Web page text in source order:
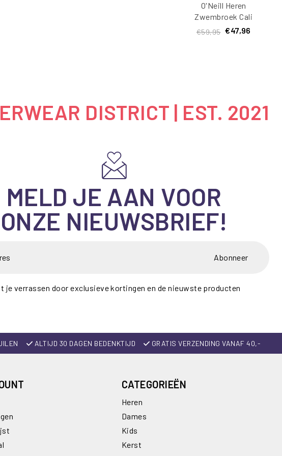
O'Neill Heren
Zwembroek Cali
Block 15" Tropical
€59,95 €47,96
DISTRICT | EST. 2021
MELD JE AAN VOOR
ONZE NIEUWSBRIEF!
Abonneer
je verrassen door exclusieve kortingen en de nieuwste producten
ALTIJD 30 DAGEN BEDENKTIJD GRATIS VERZENDING VANAF 40,-
CATEGORIEËN
Heren
Dames
Kids
Kerst